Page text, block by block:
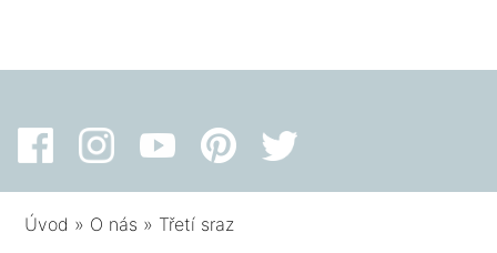
Úvod » O nás » Třetí sraz